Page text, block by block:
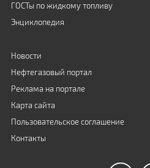
ГОСТы по жидкому топливу
Энциклопедия
Новости
Нефтегазовый портал
Реклама на портале
Карта сайта
Пользовательское соглашение
Контакты